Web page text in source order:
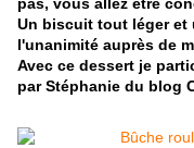
Un biscuit tout léger et
l'unanimité auprès de
Avec ce dessert je
par Stéphanie du blog